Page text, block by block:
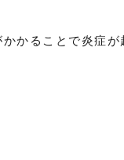
かることで炎症が